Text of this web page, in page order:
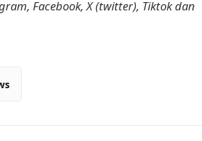
Facebook, X (twitter), Tiktok dan